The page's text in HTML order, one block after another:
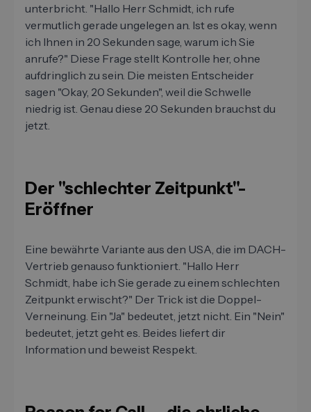
unterbricht. "Hallo Herr Schmidt, ich rufe
vermutlich gerade ungelegen an. Ist es okay, wenn
ich Ihnen in 20 Sekunden sage, warum ich Sie
anrufe?" Diese Frage stellt Kontrolle her, ohne
aufdringlich zu sein. Die meisten Entscheider
sagen "Okay, 20 Sekunden", weil die Schwelle
niedrig ist. Genau diese 20 Sekunden brauchst du
jetzt.
Der "schlechter Zeitpunkt"-
Eröffner
Eine bewährte Variante aus den USA, die im DACH-
Vertrieb genauso funktioniert. "Hallo Herr
Schmidt, habe ich Sie gerade zu einem schlechten
Zeitpunkt erwischt?" Der Trick ist die Doppel-
Verneinung. Ein "Ja" bedeutet, jetzt nicht. Ein "Nein"
bedeutet, jetzt geht es. Beides liefert dir
Information und beweist Respekt.